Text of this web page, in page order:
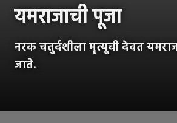
यमराजाची पूजा
नरक चतुर्दशीला मृत्यूची देवत
जाते.